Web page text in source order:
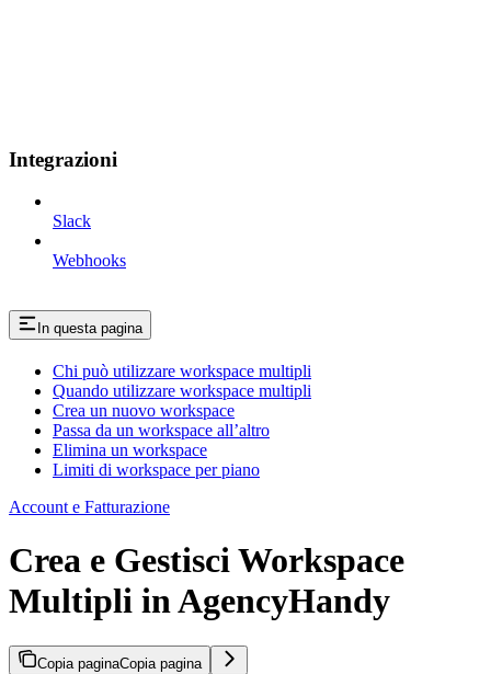
Integrazioni
Slack
Webhooks
In questa pagina
Chi può utilizzare workspace multipli
Quando utilizzare workspace multipli
Crea un nuovo workspace
Passa da un workspace all’altro
Elimina un workspace
Limiti di workspace per piano
Account e Fatturazione
Crea e Gestisci Workspace
Multipli in AgencyHandy
Copia paginaCopia pagina